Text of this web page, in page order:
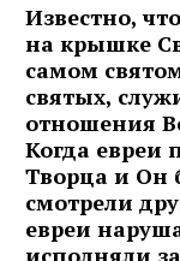
Известно,
на крышке
самом
святых,
отношения
Когда евреи
Творца и Он
смотрели
евреи
исполняли